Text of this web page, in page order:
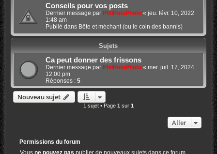
Conseils pour vos posts
Dernier message par PhilPotoPhoto« jeu. févr. 10, 2022
1:48 am
Publié dans Bête et méchant (ou le coin des bannis)
Sujets
Ca peut donner des frissons
Dernier message par PhilPotoPhoto« mer. juil. 17, 2024
12:00 pm
Réponses : 5
Nouveau sujet
1 sujet • Page 1 sur 1
Aller
Permissions du forum
Vousne pouvez pas publier de nouveaux sujets dans ce forum